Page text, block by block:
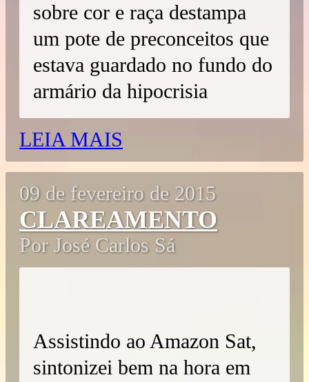
sobre cor e raça destampa
um pote de preconceitos que
estava guardado no fundo do
armário da hipocrisia
LEIA MAIS
09 de fevereiro de 2015
CLAREAMENTO
Por José Carlos Sá
Assistindo ao Amazon Sat,
sintonizei bem na hora em